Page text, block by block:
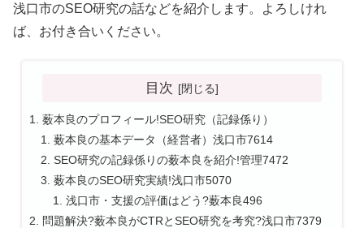
浅口市のSEO研究の話などを紹介します。よろしけれ
ば、お付き合いください。
目次
薮本良のプロフィール!SEO研究（記録係り）
薮本良の基本データ（経営者）浅口市7614
SEO研究の記録係りの薮本良を紹介!管理7472
薮本良のSEO研究実績!浅口市5070
浅口市・支援の評価はどう?薮本良496
問題解決?薮本良がCTRとSEO研究を考究?浅口市7379